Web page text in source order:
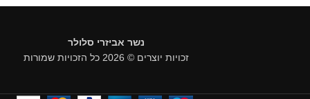
נשר אביזרי סלולר
זכויות יוצרים © 2026 כל הזכויות שמורות